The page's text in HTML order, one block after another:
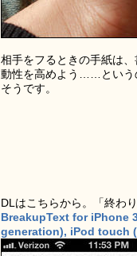
相手をフるときの手紙は
動性を高めよう……という
そうです。
DLはこちらから。「終わ
BreakupText for iPhone
generation), iPod touch